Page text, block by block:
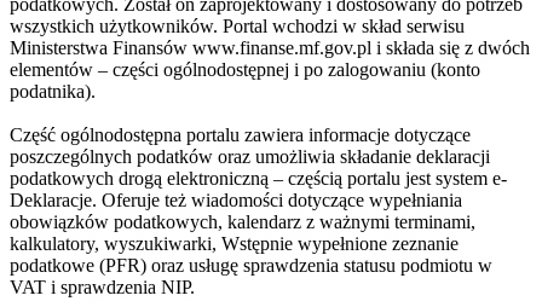
wszystkich użytkowników. Portal wchodzi w skład serwisu
Ministerstwa Finansów www.finanse.mf.gov.pl i składa się z dwóch
elementów – części ogólnodostępnej i po zalogowaniu (konto
podatnika).
Część ogólnodostępna portalu zawiera informacje dotyczące
poszczególnych podatków oraz umożliwia składanie deklaracji
podatkowych drogą elektroniczną – częścią portalu jest system e-
Deklaracje. Oferuje też wiadomości dotyczące wypełniania
obowiązków podatkowych, kalendarz z ważnymi terminami,
kalkulatory, wyszukiwarki, Wstępnie wypełnione zeznanie
podatkowe (PFR) oraz usługę sprawdzenia statusu podmiotu w
VAT i sprawdzenia NIP.